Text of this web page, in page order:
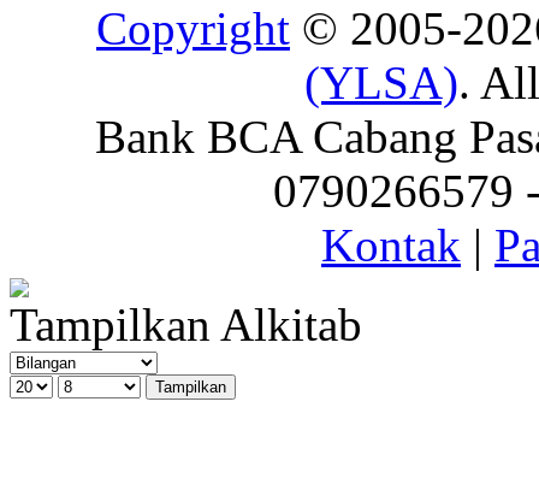
Copyright © 2005-
(YLSA).
Bank BCA Cabang
0790266579
Kontak |
Tampilkan Alkitab